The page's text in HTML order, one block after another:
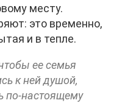
месту.
это временно,
и в тепле.
ее семья
к ней душой,
по-настоящему